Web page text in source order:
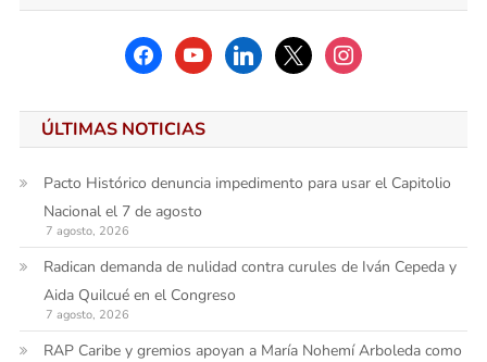
facebookyoutubelinkedinx instagram
ÚLTIMAS NOTICIAS
Pacto Histórico denuncia impedimento para usar el Capitolio
Nacional el 7 de agosto
7 agosto, 2026
Radican demanda de nulidad contra curules de Iván Cepeda y
Aida Quilcué en el Congreso
7 agosto, 2026
RAP Caribe y gremios apoyan a María Nohemí Arboleda como